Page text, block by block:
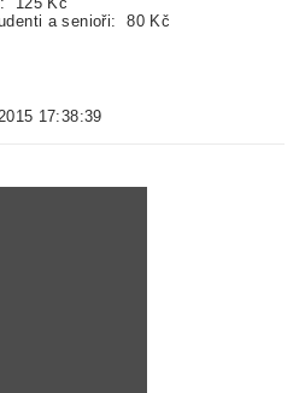
a senioři: 80 Kč
17:38:39